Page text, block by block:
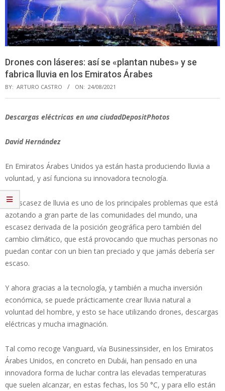
Drones con láseres: así se «plantan nubes» y se
fabrica lluvia en los Emiratos Árabes
BY: ARTURO CASTRO ON: 24/08/2021
Descargas eléctricas en una ciudadDepositPhotos
David Hernández
En Emiratos Árabes Unidos ya están hasta produciendo lluvia a
voluntad, y así funciona su innovadora tecnología.
La escasez de lluvia es uno de los principales problemas que está
azotando a gran parte de las comunidades del mundo, una
escasez derivada de la posición geográfica pero también del
cambio climático, que está provocando que muchas personas no
puedan contar con un bien tan preciado y que jamás debería ser
escaso.
Y ahora gracias a la tecnología, y también a mucha inversión
económica, se puede prácticamente crear lluvia natural a
voluntad del hombre, y esto se hace utilizando drones, descargas
eléctricas y mucha imaginación.
Tal como recoge Vanguard, vía Businessinsider, en los Emiratos
Árabes Unidos, en concreto en Dubái, han pensado en una
innovadora forma de luchar contra las elevadas temperaturas
que suelen alcanzar, en estas fechas, los 50 °C, y para ello están